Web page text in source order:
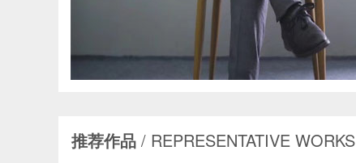
推荐作品 / REPRESENTATIVE WORKS